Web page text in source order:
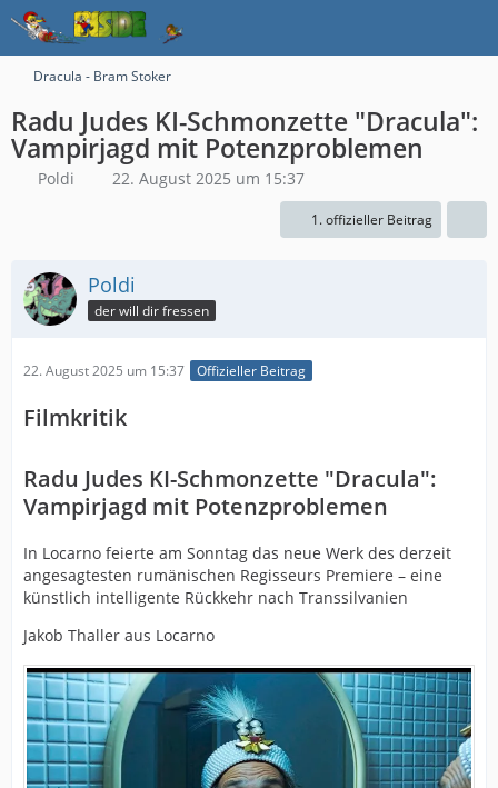
Dracula - Bram Stoker
Radu Judes KI-Schmonzette "Dracula":
Vampirjagd mit Potenzproblemen
Poldi 22. August 2025 um 15:37
1. offizieller Beitrag
Poldi
der will dir fressen
22. August 2025 um 15:37 Offizieller Beitrag
Filmkritik
Radu Judes KI-Schmonzette "Dracula":
Vampirjagd mit Potenzproblemen
In Locarno feierte am Sonntag das neue Werk des derzeit
angesagtesten rumänischen Regisseurs Premiere – eine
künstlich intelligente Rückkehr nach Transsilvanien
Jakob Thaller aus Locarno